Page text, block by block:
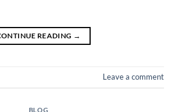
READING →
Leave a comment
BLOG